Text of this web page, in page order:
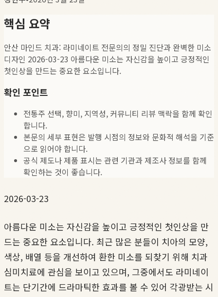
핵심 요약
안산 마인드 치과: 라미네이트 전문의의 정밀 진단과 완벽한 미소
디자인 2026-03-23 아름다운 미소는 자신감을 높이고 긍정적인
첫인상을 만드는 중요한 요소입니다.
확인 포인트
전통주 선택, 향미, 지역성, 커뮤니티 리뷰 맥락을 함께 확인
합니다.
본문의 세부 표현은 발행 시점의 정보와 문화적 해석을 기준
으로 읽어야 합니다.
공식 제도나 제품 표시는 관련 기관과 제조사 정보를 함께
확인하는 것이 좋습니다.
2026-03-23
아름다운 미소는 자신감을 높이고 긍정적인 첫인상을 만
드는 중요한 요소입니다. 최근 많은 분들이 치아의 모양,
색상, 배열 등을 개선하여 환한 미소를 되찾기 위해 치과
심미치료에 관심을 보이고 있으며, 그중에서도 라미네이
트는 단기간에 드라마틱한 효과를 볼 수 있어 각광받는 시